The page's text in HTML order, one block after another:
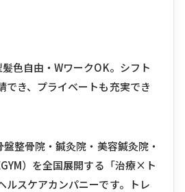
色自由・WワークOK。シフト
でき、プライベートも充実でき
整骨院・鍼灸院・美容鍼灸院・
）を全国展開する「治療×ト
ルスケアカンパニーです。トレ